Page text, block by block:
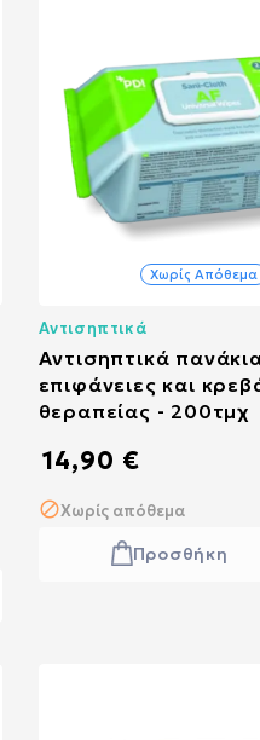
Χωρίς Απόθεμα
Αντισηπτικά
Αντισηπτικά
επιφάνειες και
θεραπείας - 200τμχ
14,90 €
Χωρίς απόθεμα
Προσθήκη